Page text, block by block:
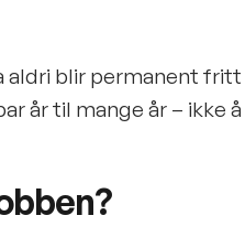
aldri blir permanent
år til mange år – ikke